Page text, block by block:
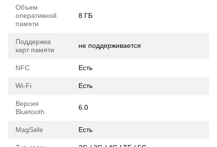
Объем
оперативной
памяти
8 ГБ
Поддержка
карт памяти
не поддерживается
NFC Есть
Wi-Fi Есть
Версия
Bluetooth
6.0
MagSafe Есть